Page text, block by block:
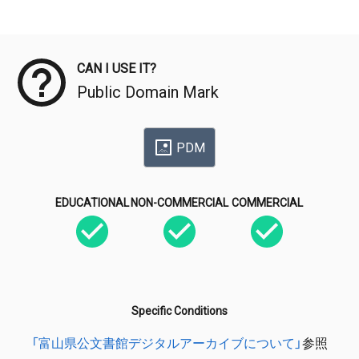
CAN I USE IT?
Public Domain Mark
PDM
EDUCATIONAL NON-COMMERCIAL COMMERCIAL
Specific Conditions
「富山県公文書館デジタルアーカイブについて」参照